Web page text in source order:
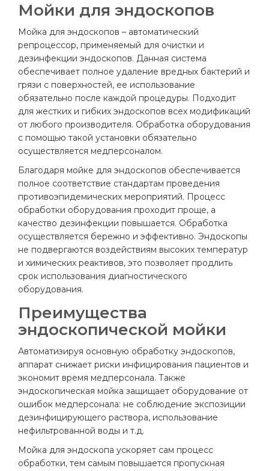
Мойки для эндоскопов
Мойка для эндоскопов – автоматический
репроцессор, применяемый для очистки и
дезинфекции эндоскопов. Данная система
обеспечивает полное удаление вредных бактерий и
грязи с поверхностей, ее использование
обязательно после каждой процедуры. Подходит
для жестких и гибких эндоскопов всех модификаций
от любого производителя. Обработка оборудования
с помощью такой установки обязательно
осуществляется медперсоналом.
Благодаря мойке для эндоскопов обеспечивается
полное соответствие стандартам проведения
противоэпидемических мероприятий. Процесс
обработки оборудования проходит проще, а
качество дезинфекции повышается. Обработка
осуществляется бережно и эффективно. Эндоскопы
не подвергаются воздействиям высоких температур
и химических реактивов, это позволяет продлить
срок использования диагностического
оборудования.
Преимущества
эндоскопической мойки
Автоматизируя основную обработку эндоскопов,
аппарат снижает риски инфицирования пациентов и
экономит время медперсонала. Также
эндоскопическая мойка защищает оборудование от
ошибок медперсонала: не соблюдение экспозиции
дезинфицирующего раствора, использование
нефильтрованной воды и т.д.
Мойка для эндоскопа ускоряет сам процесс
обработки, тем самым повышается пропускная